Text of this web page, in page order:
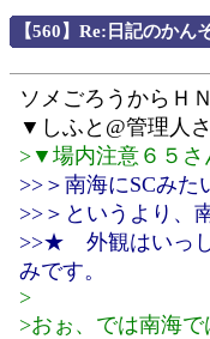
【560】Re:日記のかん
ソメごろうからＨ
▼しふと@管理人さ
>▼場内注意６５さ
>>＞南海にSCみた
>>＞というより、
>>★ 外観はいっし
みです。
>
>おぉ、では南海